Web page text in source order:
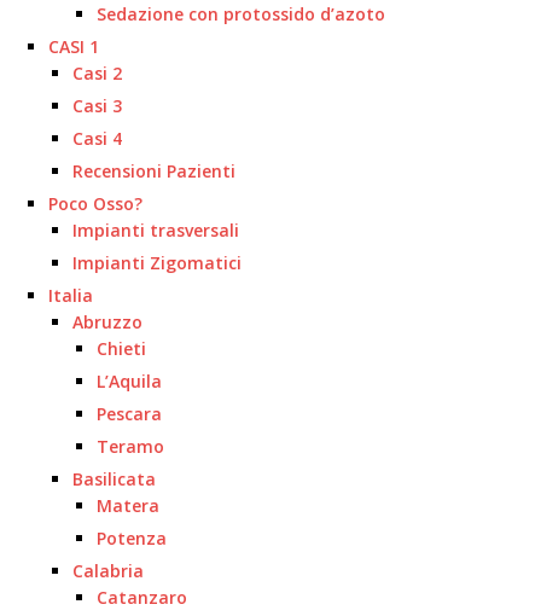
Sedazione con protossido d’azoto
CASI 1
Casi 2
Casi 3
Casi 4
Recensioni Pazienti
Poco Osso?
Impianti trasversali
Impianti Zigomatici
Italia
Abruzzo
Chieti
L’Aquila
Pescara
Teramo
Basilicata
Matera
Potenza
Calabria
Catanzaro